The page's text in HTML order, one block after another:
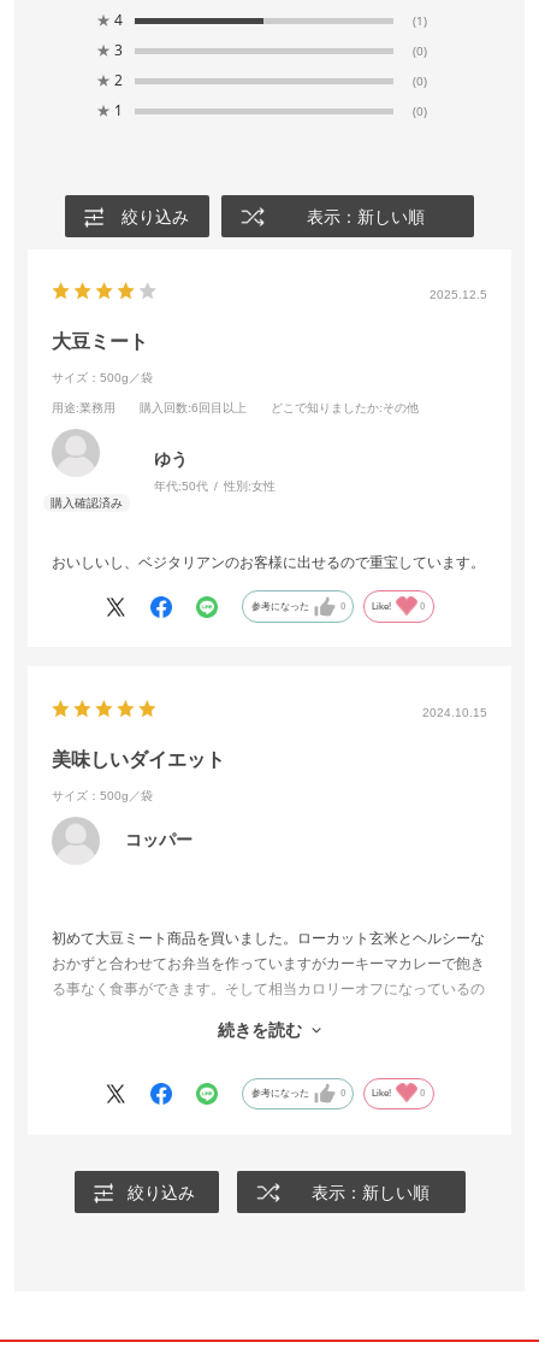
★ 4 (1)
★ 3 (0)
★ 2 (0)
★ 1 (0)
絞り込み 表示：新しい順
2025.12.5
大豆ミート
サイズ：500g／袋
用途:業務用 購入回数:6回目以上 どこで知りましたか:その他
ゆう
年代:50代 性別:女性
おいしいし、ベジタリアンのお客様に出せるので重宝しています。
参考になった 0 Like! 0
2024.10.15
美味しいダイエット
サイズ：500g／袋
コッパー
初めて大豆ミート商品を買いました。ローカット玄米とヘルシーな
おかずと合わせてお弁当を作っていますがカーキーマカレーで飽き
る事なく食事ができます。そして相当カロリーオフになっているの
今はポロネーゼと糖質オフのパスタを食べていますが普通のを食べ
続きを読む
参考になった 0 Like! 0
絞り込み 表示：新しい順